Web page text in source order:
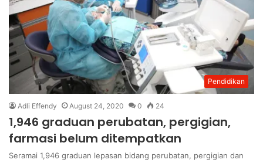
Pendidikan
Adli Effendy August 24, 2020 0 24
1,946 graduan perubatan, pergigian,
farmasi belum ditempatkan
Seramai 1,946 graduan lepasan bidang perubatan, pergigian dan